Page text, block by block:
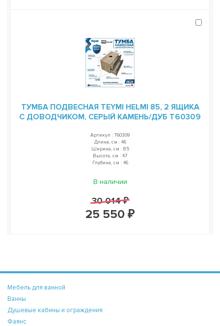
ТУМБА ПОДВЕСНАЯ TEYMI HELMI 85, 2 ЯЩИКА
С ДОВОДЧИКОМ, СЕРЫЙ КАМЕНЬ/ДУБ T60309
Артикул : T60309
Длина, см : 46
Ширина, см : 85
Высота, см : 47
Глубина, см : 46
В наличии
30 014 ₽
25 550 ₽
Мебель для ванной
Ванны
Душевые кабины и ограждения
Фаянс